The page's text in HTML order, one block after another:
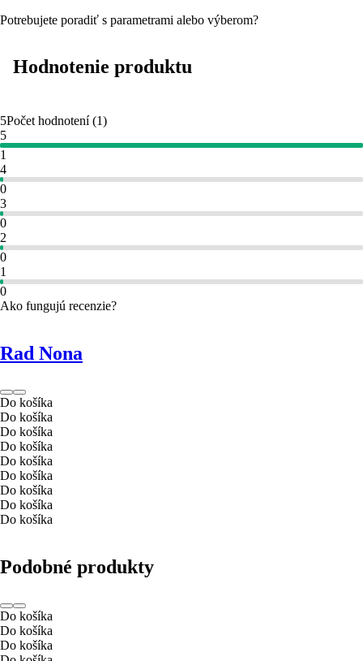
Potrebujete poradiť s parametrami alebo výberom?
Hodnotenie produktu
5Počet hodnotení(1)
5
1
4
0
3
0
2
0
1
0
Ako fungujú recenzie?
Rad Nona
Do košíka
Do košíka
Do košíka
Do košíka
Do košíka
Do košíka
Do košíka
Do košíka
Do košíka
Podobné produkty
Do košíka
Do košíka
Do košíka